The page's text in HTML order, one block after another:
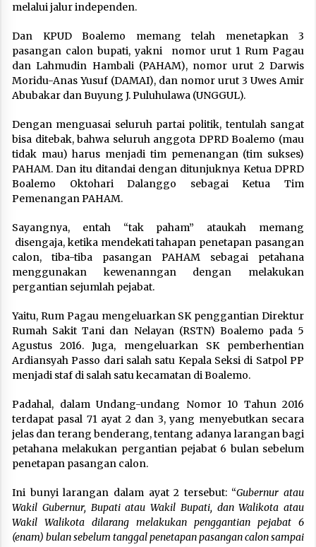
melalui jalur independen.
Dan KPUD Boalemo memang telah menetapkan 3
pasangan calon bupati, yakni nomor urut 1 Rum Pagau
dan Lahmudin Hambali (PAHAM), nomor urut 2 Darwis
Moridu-Anas Yusuf (DAMAI), dan nomor urut 3 Uwes Amir
Abubakar dan Buyung J. Puluhulawa (UNGGUL).
Dengan menguasai seluruh partai politik, tentulah sangat
bisa ditebak, bahwa seluruh anggota DPRD Boalemo (mau
tidak mau) harus menjadi tim pemenangan (tim sukses)
PAHAM. Dan itu ditandai dengan ditunjuknya Ketua DPRD
Boalemo Oktohari Dalanggo sebagai Ketua Tim
Pemenangan PAHAM.
Sayangnya, entah “tak paham” ataukah memang
disengaja, ketika mendekati tahapan penetapan pasangan
calon, tiba-tiba pasangan PAHAM sebagai petahana
menggunakan kewenanngan dengan melakukan
pergantian sejumlah pejabat.
Yaitu, Rum Pagau mengeluarkan SK penggantian Direktur
Rumah Sakit Tani dan Nelayan (RSTN) Boalemo pada 5
Agustus 2016. Juga, mengeluarkan SK pemberhentian
Ardiansyah Passo dari salah satu Kepala Seksi di Satpol PP
menjadi staf di salah satu kecamatan di Boalemo.
Padahal, dalam Undang-undang Nomor 10 Tahun 2016
terdapat pasal 71 ayat 2 dan 3, yang menyebutkan secara
jelas dan terang benderang, tentang adanya larangan bagi
petahana melakukan pergantian pejabat 6 bulan sebelum
penetapan pasangan calon.
Ini bunyi larangan dalam ayat 2 tersebut: “Gubernur atau
Wakil Gubernur, Bupati atau Wakil Bupati, dan Walikota atau
Wakil Walikota dilarang melakukan penggantian pejabat 6
(enam) bulan sebelum tanggal penetapan pasangan calon sampai